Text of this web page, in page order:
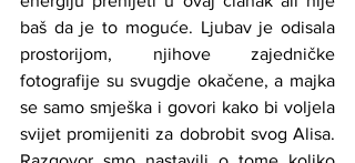
baš da je to moguće. Ljubav je odisala
prostorijom, njihove zajedničke
fotografije su svugdje okačene, a majka
se samo smješka i govori kako bi voljela
svijet promijeniti za dobrobit svog Alisa.